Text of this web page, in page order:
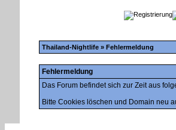
Thailand-Nightlife » Fehlermeldung
Fehlermeldung
Das Forum befindet sich zur Zeit aus
Bitte Cookies löschen und Domain neu